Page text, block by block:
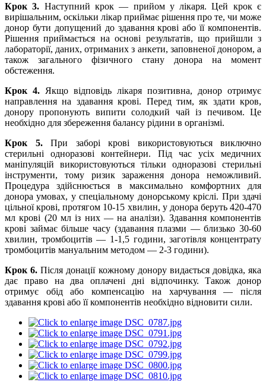
Крок 3. Наступний крок — прийом у лікаря. Цей крок є
вирішальним, оскільки лікар приймає рішення про те, чи може
донор бути допущений до здавання крові або її компонентів.
Рішення приймається на основі результатів, що прийшли з
лабораторії, даних, отриманих з анкети, заповненої донором, а
також загального фізичного стану донора на момент
обстеження.
Крок 4. Якщо відповідь лікаря позитивна, донор отримує
направлення на здавання крові. Перед тим, як здати кров,
донору пропонують випити солодкий чай із печивом. Це
необхідно для збереження балансу рідини в організмі.
Крок 5.При заборі крові використовуються виключно
стерильні одноразові контейнери. Під час усіх медичних
маніпуляцій використовуються тільки одноразові стерильні
інструменти, тому ризик зараження донора неможливий.
Процедура здійснюється в максимально комфортних для
донора умовах, у спеціальному донорському кріслі. При здачі
цільної крові, протягом 10-15 хвилин, у донора беруть 420-470
мл крові (20 мл із них — на аналізи). Здавання компонентів
крові займає більше часу (здавання плазми — близько 30-60
хвилин, тромбоцитів — 1-1,5 години, заготівля концентрату
тромбоцитів мануальним методом — 2-3 години).
Крок 6. Після донації кожному донору видається довідка, яка
дає право на два оплачені дні відпочинку. Також донор
отримує обід або компенсацію на харчування — після
здавання крові або її компонентів необхідно відновити сили.